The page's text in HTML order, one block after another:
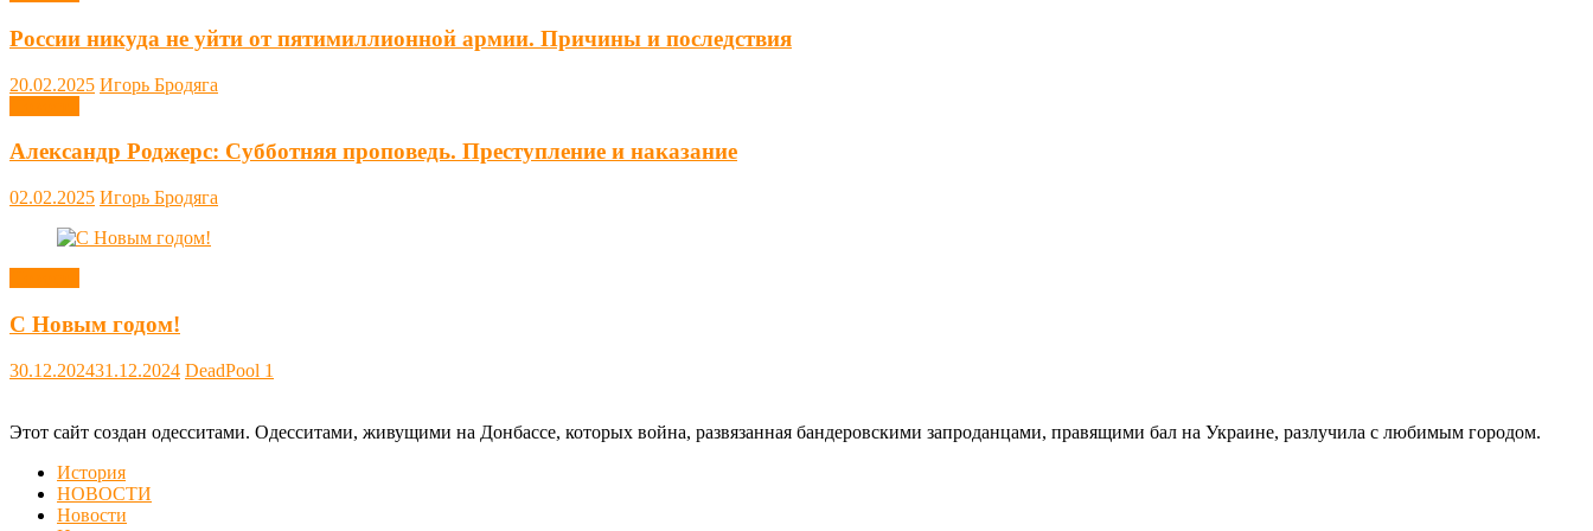
России никуда не уйти от пятимиллионной армии. Причины и последствия
20.02.2025 Игорь Бродяга
Александр Роджерс: Субботняя проповедь. Преступление и наказание
02.02.2025 Игорь Бродяга
С Новым годом!
30.12.202431.12.2024 DeadPool 1
Этот сайт создан одесситами. Одесситами, живущими на Донбассе, которых война, развязанная бандеровскими запроданцами, правящими бал на Украине, разлучила с любимым городом.
История
НОВОСТИ
Новости